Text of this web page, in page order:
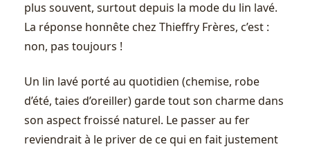
plus souvent, surtout depuis la mode du lin lavé.
La réponse honnête chez Thieffry Frères, c’est :
non, pas toujours !
Un lin lavé porté au quotidien (chemise, robe
d’été, taies d’oreiller) garde tout son charme dans
son aspect froissé naturel. Le passer au fer
reviendrait à le priver de ce qui en fait justement